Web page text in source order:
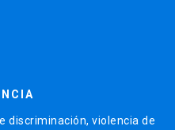
discriminación, violencia de